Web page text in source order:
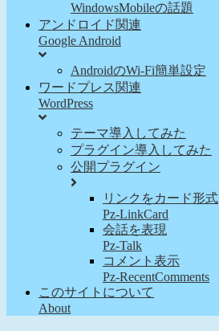
WindowsMobileの話題
アンドロイド関連
Google Android
AndroidのWi-Fi簡単設定
ワードプレス関連
WordPress
テーマ導入してみた
プラグイン導入してみた
公開プラグイン
リンクをカード形式
Pz-LinkCard
会話を表現
Pz-Talk
コメント表示
Pz-RecentComments
このサイトについて
About